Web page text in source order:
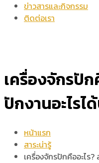
ข่าวสารและกิจกรรม
ติดต่อเรา
เครื่องจักรปัก
ปักงานอะไรไ
หน้าแรก
สาระน่ารู้
เครื่องจักรปักคืออะไร?